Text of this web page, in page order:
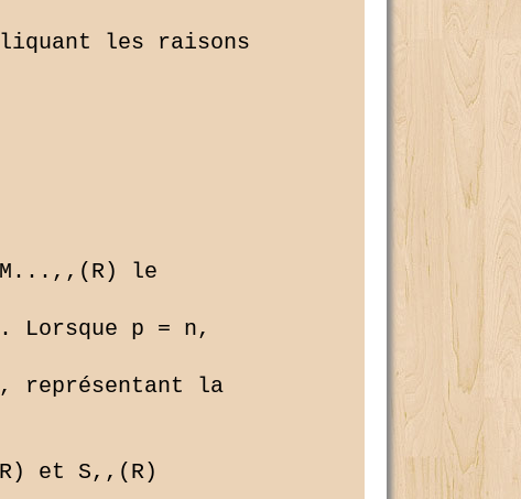
les raisons
M...,,(R) le
Lorsque p = n,
représentant la
et S,,(R)